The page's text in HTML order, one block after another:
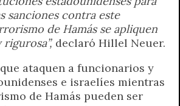
sanciones contra este
de Hamás se apliquen
declaró Hillel Neuer.
ataquen a funcionarios y
e israelíes mientras
de Hamás pueden ser